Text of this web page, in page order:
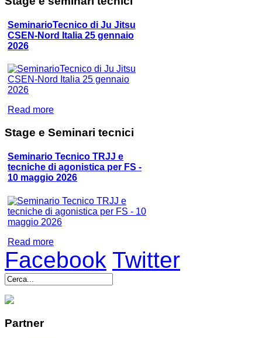
SeminarioTecnico di Ju Jitsu
CSEN-Nord Italia 25 gennaio
2026
Read more
Stage e Seminari tecnici
Seminario Tecnico TRJJ e
tecniche di agonistica per FS -
10 maggio 2026
Read more
Facebook Twitter
Partner